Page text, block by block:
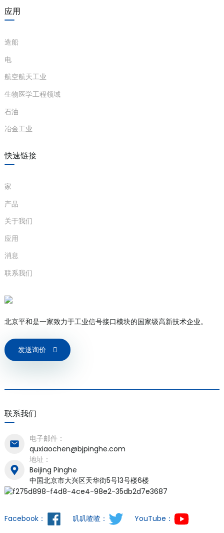
应用
造船
电
航空航天工业
生物医学工程领域
石油
冶金工业
快速链接
家
产品
关于我们
应用
消息
联系我们
北京平和是一家致力于工业信号接口模块的国家级高新技术企业。
发送询价
联系我们
电子邮件：
quxiaochen@bjpinghe.com
地址：
Beijing Pinghe
中国北京市大兴区天华街5号13号楼6楼
Facebook： 叽叽喳喳： YouTube：